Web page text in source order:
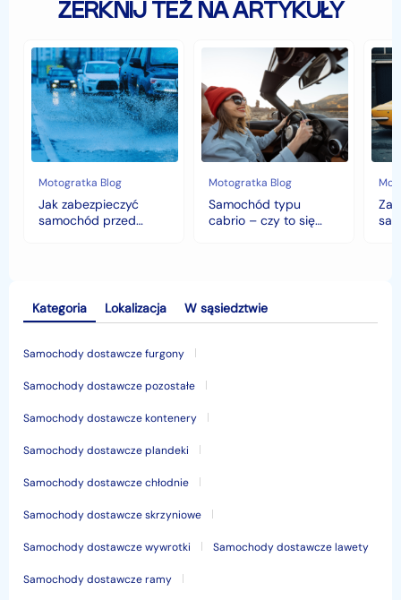
ZERKNIJ TEŻ NA ARTYKUŁY
Jak
zabezpieczyć
samochód
przed
jesiennymi
chłodami
i
deszczem?
Motogratka Blog
Jak zabezpieczyć
samochód przed
Samochód
cabrio
–
czy
to
się
opłaca
w
polskim
klimacie?
Motogratka Blog
Samochód typu
cabrio – czy to się
czyli
Kategoria
Samochody dostawcze furgony
Samochody dostawcze pozostałe
Samochody dostawcze kontenery
Samochody dostawcze plandeki
Samochody dostawcze chłodnie
Samochody dostawcze skrzyniowe
Samochody dostawcze wywrotki Samochody dostawcze lawety
Samochody dostawcze ramy
Lokalizacja W sąsiedztwie